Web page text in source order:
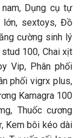
Dụng cụ tự
lớn, sextoys, Đồ
cường sinh lý
100, Chai xịt
Vip, Phân phối
phối vigrx plus,
Kamagra 100
Thuốc cương
Kem bôi kéo dài